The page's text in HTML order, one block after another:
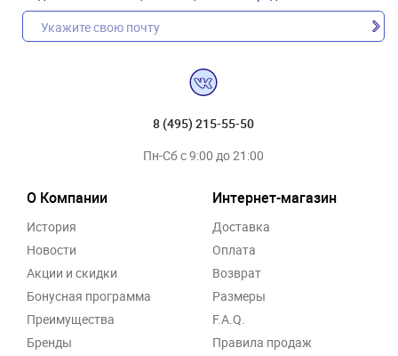
8 (495) 215-55-50
Пн-Сб с 9:00 до 21:00
О Компании
История
Новости
Акции и скидки
Бонусная программа
Преимущества
Бренды
Интернет-магазин
Доставка
Оплата
Возврат
Размеры
F.A.Q.
Правила продаж